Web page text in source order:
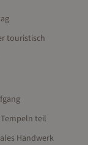
touristisch
teil
Handwerk